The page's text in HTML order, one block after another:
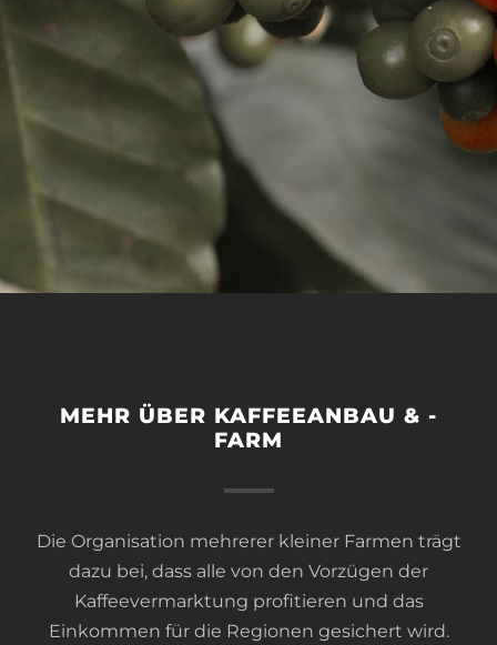
MEHR ÜBER KAFFEEANBAU & -
FARM
Die Organisation mehrerer kleiner Farmen trägt
dazu bei, dass alle von den Vorzügen der
Kaffeevermarktung profitieren und das
Einkommen für die Regionen gesichert wird.